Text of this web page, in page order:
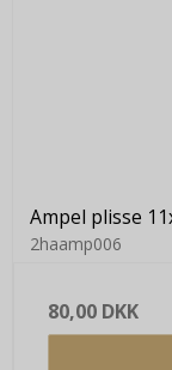
Ampel plisse
2haamp006
80,00 DKK